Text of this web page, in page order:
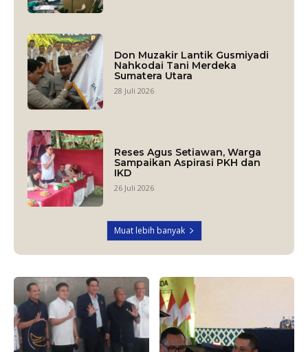
Don Muzakir Lantik Gusmiyadi
Nahkodai Tani Merdeka
Sumatera Utara
28 Juli 2026
Reses Agus Setiawan, Warga
Sampaikan Aspirasi PKH dan
IKD
26 Juli 2026
Muat lebih banyak